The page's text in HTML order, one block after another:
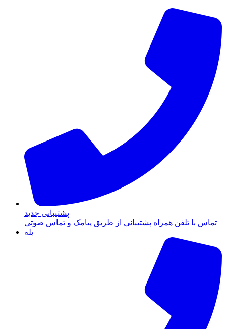
پشتیبانی جدید
تماس با تلفن همراه پشتیبانی از طریق پیامک و تماس صوتی
بله